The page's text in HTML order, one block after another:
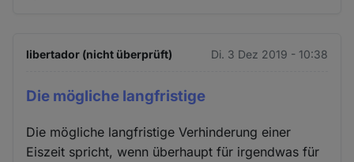
libertador (nicht überprüft) Di. 3 Dez 2019 - 10:38
Die mögliche langfristige
Die mögliche langfristige Verhinderung einer
Eiszeit spricht, wenn überhaupt für irgendwas für